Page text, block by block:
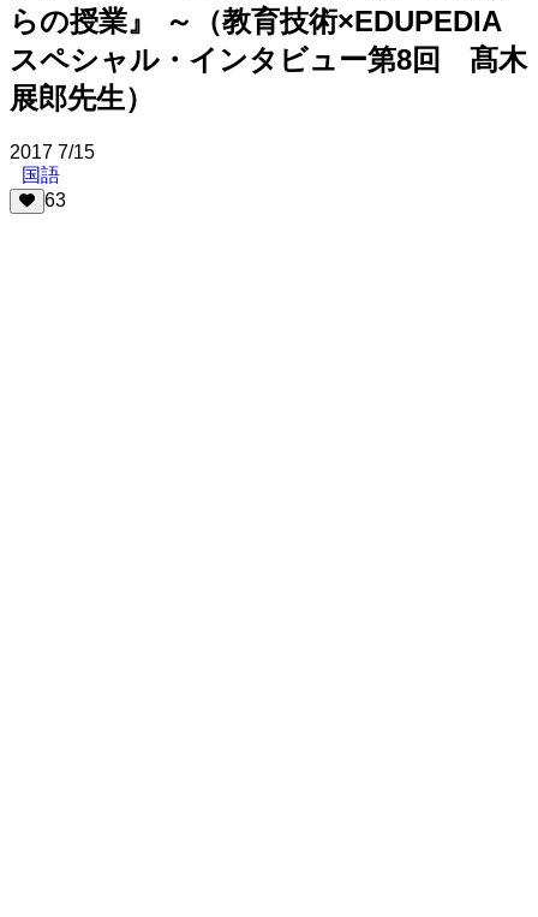
らの授業』 ～（教育技術×EDUPEDIA
スペシャル・インタビュー第8回 髙木
展郎先生）
2017 7/15
国語
63